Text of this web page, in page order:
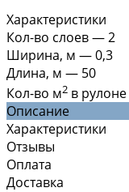
Характеристики
Кол-во слоев—2
Ширина, м —0,3
Длина, м — 50
Кол-во м2 в рулоне
Описание
Характеристики
Отзывы
Оплата
Доставка